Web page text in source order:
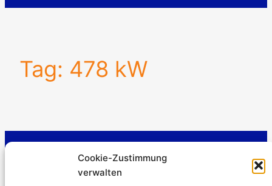
Cookie-Zustimmung
verwalten
Tag: 478 kW
Kürtener Straße 13, D-51465 Bergisch Gladbach
Managing Director: Andre Kandlin